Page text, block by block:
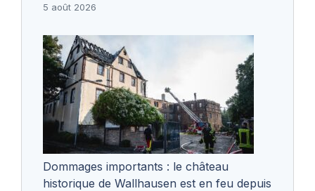
5 août 2026
Dommages importants : le château
historique de Wallhausen est en feu depuis